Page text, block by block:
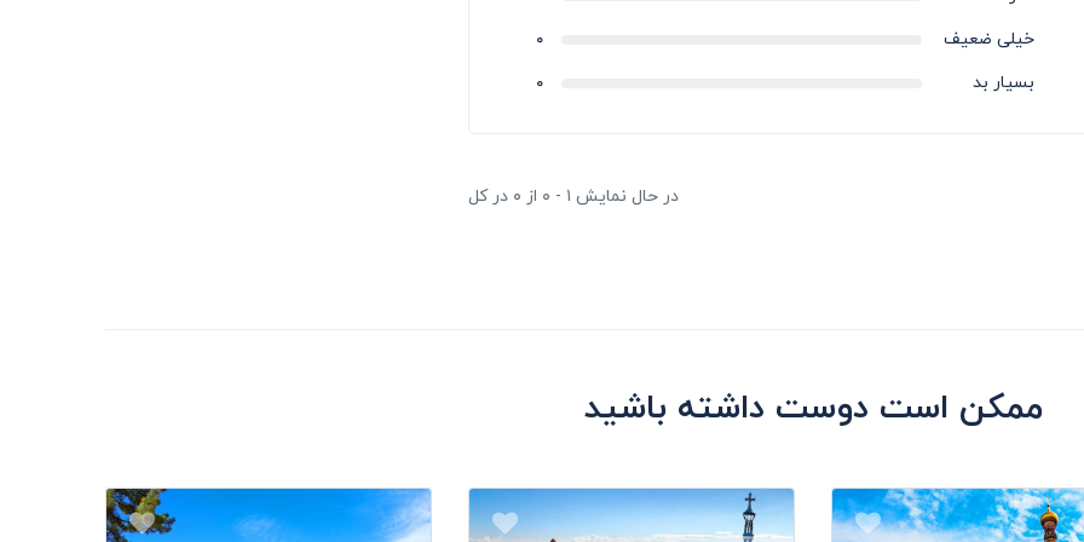
مرکزیت کلان شهر رشت، از جانب شمال به دریای خزر و کشور آذربایجان، از سمت
خیلی ضعیف ۰
بسیار بد ۰
در حال نمایش ۱ - ۰ از ۰ در کل
ممکن است دوست داشته باشید